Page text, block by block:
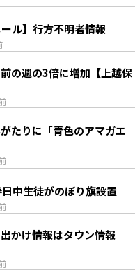
ル】行方不明者情報
たりに「青色のアマガエ
中生徒がのぼり旗設置
かけ情報はタウン情報